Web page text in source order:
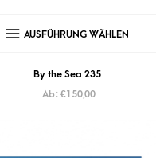
AUSFÜHRUNG WÄHLEN
By the Sea 235
Ab: €150,00